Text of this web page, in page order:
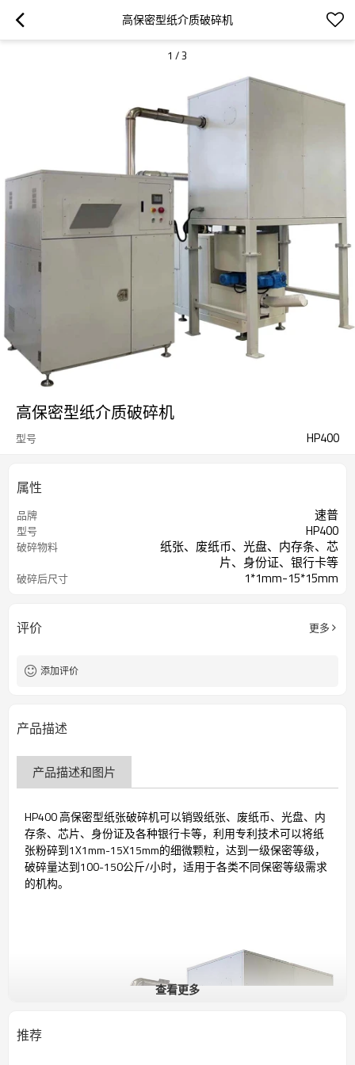
高保密型纸介质破碎机
1 /3
高保密型纸介质破碎机
型号 HP400
属性
品牌 速普
型号 HP400
破碎物料
纸张、废纸币、光盘、内存条、芯
片、身份证、银行卡等
破碎后尺寸 1*1mm-15*15mm
评价 更多
添加评价
产品描述
产品描述和图片
HP400 高保密型纸张破碎机可以销毁纸张、废纸币、光盘、内
存条、芯片、身份证及各种银行卡等，利用专利技术可以将纸
张粉碎到1X1mm-15X15mm的细微颗粒，达到一级保密等级，
破碎量达到100-150公斤/小时，适用于各类不同保密等级需求
的机构。
查看更多
推荐